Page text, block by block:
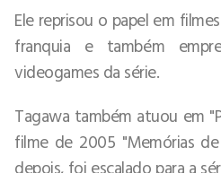
Ele reprisou o papel em
franquia e também
videogames da série.
Tagawa também atuou em
filme de 2005 "Memórias
depois, foi escalado para a